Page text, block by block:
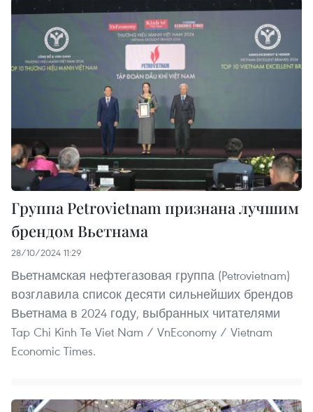
Группа Petrovietnam признана лучшим
брендом Вьетнама
28/10/2024 11:29
Вьетнамская нефтегазовая группа (Petrovietnam)
возглавила список десяти сильнейших брендов
Вьетнама в 2024 году, выбранных читателями
Tap Chi Kinh Te Viet Nam / VnEconomy / Vietnam
Economic Times.